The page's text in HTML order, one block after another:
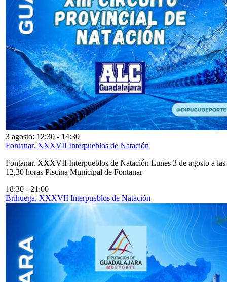
3 agosto: 12:30 - 14:30
Fontanar. XXXVII Interpueblos de Natación
Fontanar. XXXVII Interpueblos de Natación Lunes 3 de agosto a las
12,30 horas Piscina Municipal de Fontanar
18:30 - 21:00
Brihuega. XXXVII Interpueblos de Natación